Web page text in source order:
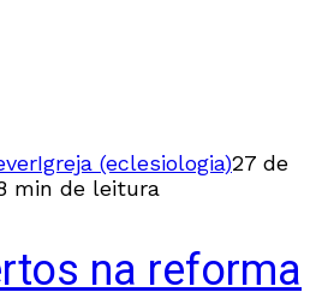
Igreja (eclesiologia)27 de
min de leitura
na reforma